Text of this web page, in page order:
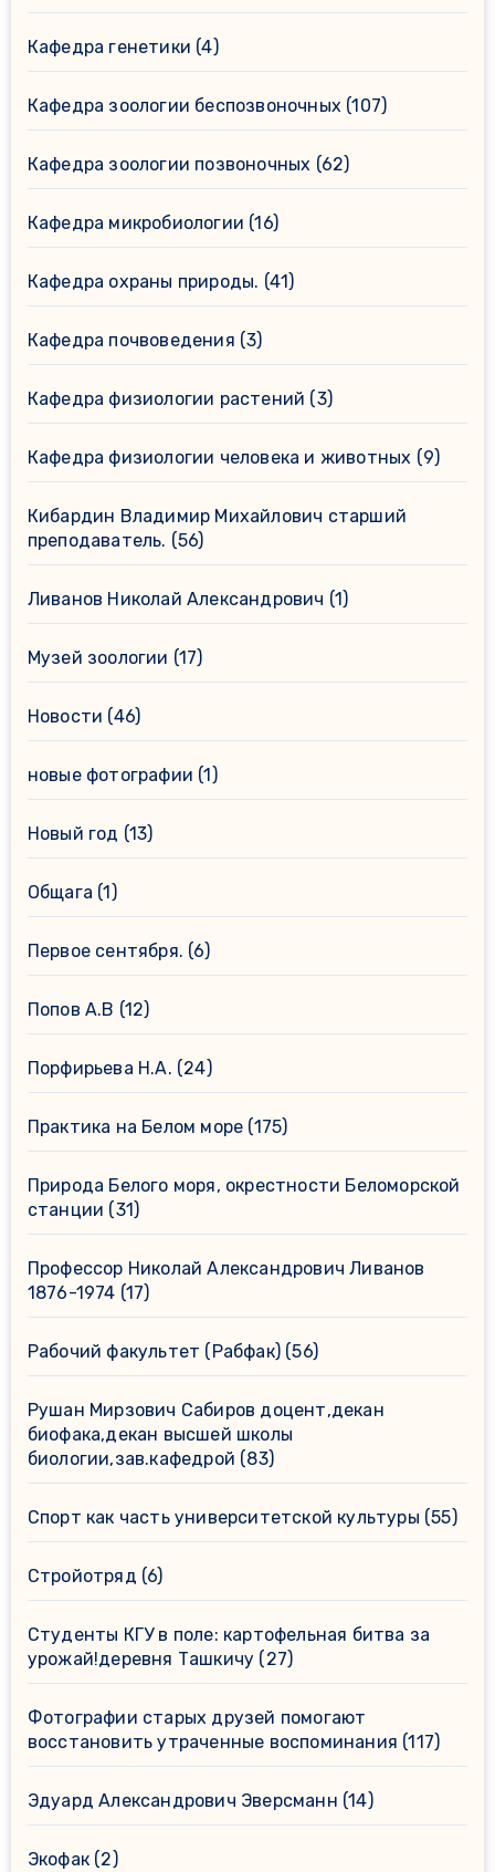
Кафедра генетики (4)
Кафедра зоологии беспозвоночных (107)
Кафедра зоологии позвоночных (62)
Кафедра микробиологии (16)
Кафедра охраны природы. (41)
Кафедра почвоведения (3)
Кафедра физиологии растений (3)
Кафедра физиологии человека и животных (9)
Кибардин Владимир Михайлович старший
преподаватель. (56)
Ливанов Николай Александрович (1)
Музей зоологии (17)
Новости (46)
новые фотографии (1)
Новый год (13)
Общага (1)
Первое сентября. (6)
Попов А.В (12)
Порфирьева Н.А. (24)
Практика на Белом море (175)
Природа Белого моря, окрестности Беломорской
станции (31)
Профессор Николай Александрович Ливанов
1876-1974 (17)
Рабочий факультет (Рабфак)(56)
Рушан Мирзович Сабиров доцент,декан
биофака,декан высшей школы
биологии,зав.кафедрой (83)
Спорт как часть университетской культуры (55)
Стройотряд (6)
Студенты КГУ в поле: картофельная битва за
урожай!деревня Ташкичу (27)
Фотографии старых друзей помогают
восстановить утраченные воспоминания (117)
Эдуард Александрович Эверсманн (14)
Экофак(2)